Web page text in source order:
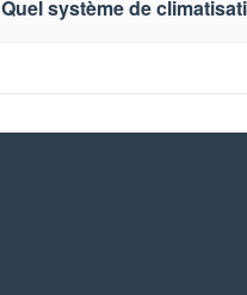
Quel système de